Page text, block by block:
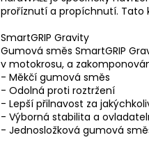
proříznutí a propíchnutí. Tato
SmartGRIP Gravity
Gumová směs SmartGRIP
v motokrosu, a
- Měkčí gumová směs
- Odolná proti roztržení
- Lepší přilnavost za
- Výborná stabilita a
- Jednosložková gumová